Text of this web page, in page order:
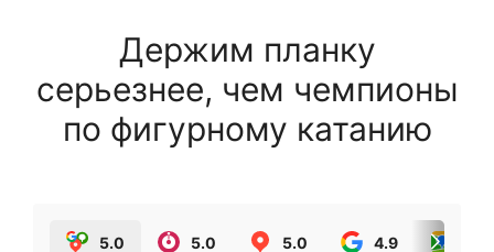
Держим планку
серьезнее, чем чемпионы
по фигурному катанию
5.0 5.0 5.0 4.9